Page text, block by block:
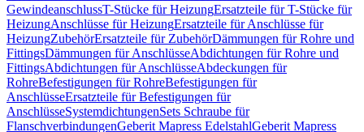
GewindeanschlussT-Stücke für HeizungErsatzteile für T-Stücke für
HeizungAnschlüsse für HeizungErsatzteile für Anschlüsse für
HeizungZubehörErsatzteile für ZubehörDämmungen für Rohre und
FittingsDämmungen für AnschlüsseAbdichtungen für Rohre und
FittingsAbdichtungen für AnschlüsseAbdeckungen für
RohreBefestigungen für RohreBefestigungen für
AnschlüsseErsatzteile für Befestigungen für
AnschlüsseSystemdichtungenSets Schraube für
FlanschverbindungenGeberit Mapress EdelstahlGeberit Mapress